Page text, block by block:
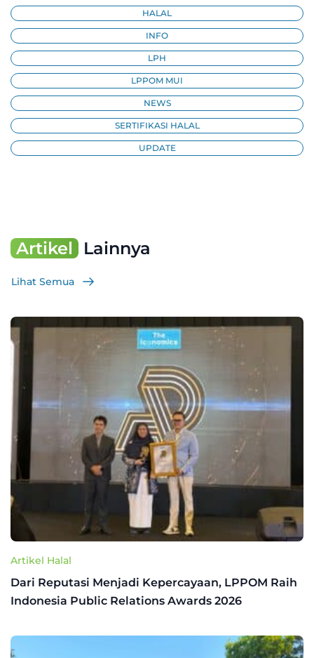
HALAL
INFO
LPH
LPPOM MUI
NEWS
SERTIFIKASI HALAL
UPDATE
Artikel Lainnya
Lihat Semua
Artikel Halal
Dari Reputasi Menjadi Kepercayaan, LPPOM Raih
Indonesia Public Relations Awards 2026